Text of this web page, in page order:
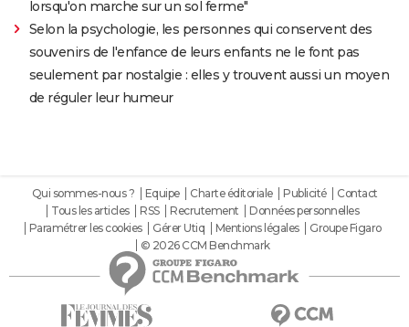
lorsqu'on marche sur un sol ferme"
Selon la psychologie, les personnes qui conservent des
souvenirs de l'enfance de leurs enfants ne le font pas
seulement par nostalgie : elles y trouvent aussi un moyen
de réguler leur humeur
Qui sommes-nous ? Equipe Charte éditoriale Publicité
Contact
Tous les articles
RSS Recrutement
Données personnelles
Paramétrer les cookies
Gérer Utiq Mentions légales
Groupe Figaro
© 2026 CCM Benchmark